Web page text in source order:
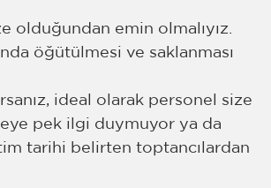
olduğundan emin olmalıyız.
öğütülmesi ve saklanması
ideal olarak personel size
pek ilgi duymuyor ya da
tarihi belirten toptancılardan